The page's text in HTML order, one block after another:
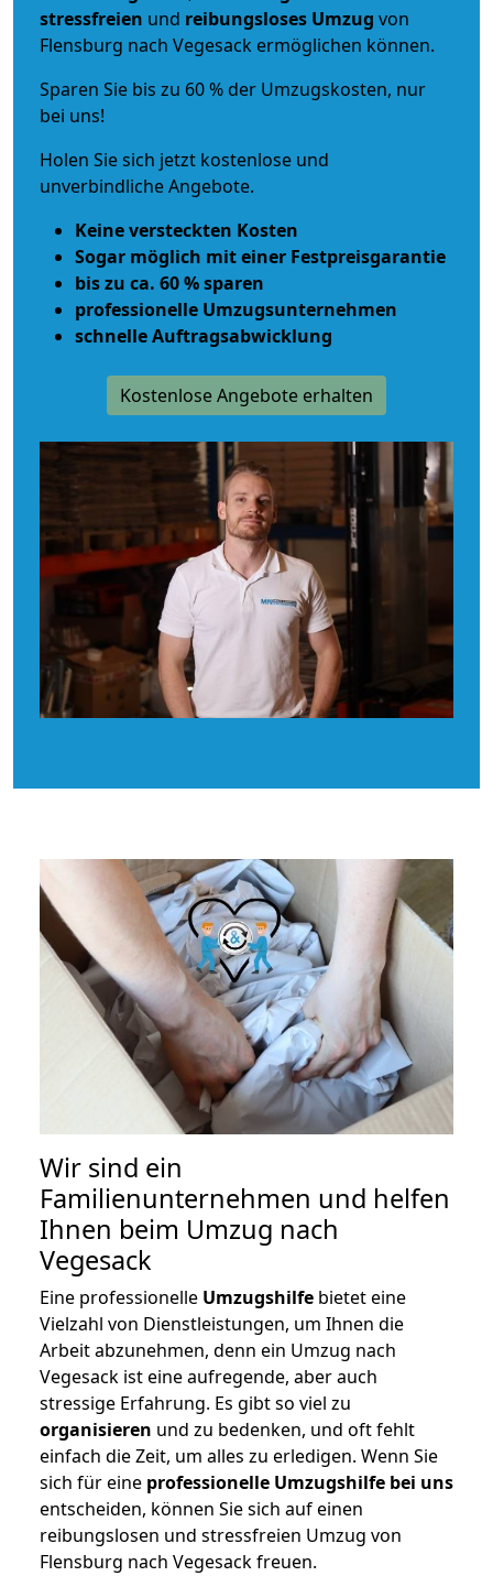
stressfreien und reibungsloses Umzug von
Flensburg nach Vegesack ermöglichen können.
Sparen Sie bis zu 60 % der Umzugskosten, nur
bei uns!
Holen Sie sich jetzt kostenlose und
unverbindliche Angebote.
Keine versteckten Kosten
Sogar möglich mit einer Festpreisgarantie
bis zu ca. 60 % sparen
professionelle Umzugsunternehmen
schnelle Auftragsabwicklung
Kostenlose Angebote erhalten
Wir sind ein
Familienunternehmen und helfen
Ihnen beim Umzug nach
Vegesack
Eine professionelle Umzugshilfe bietet eine
Vielzahl von Dienstleistungen, um Ihnen die
Arbeit abzunehmen, denn ein Umzug nach
Vegesack ist eine aufregende, aber auch
stressige Erfahrung. Es gibt so viel zu
organisieren und zu bedenken, und oft fehlt
einfach die Zeit, um alles zu erledigen. Wenn Sie
sich für eine professionelle Umzugshilfe bei uns
entscheiden, können Sie sich auf einen
reibungslosen und stressfreien Umzug von
Flensburg nach Vegesack freuen.